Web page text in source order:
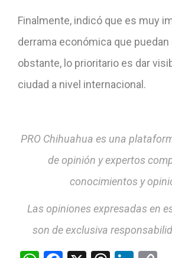
Finalmente, indicó que es muy
derrama económica que puedan
obstante, lo prioritario es dar
ciudad a nivel internacional.
PRO Chihuahua es una
de opinión y expertos
conocimientos y
Las opiniones expresadas en
son de exclusiva